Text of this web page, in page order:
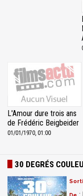
L'Amour dure trois ans
de Frédéric Beigbeider
01/01/1970, 01:00
30 DEGRÉS